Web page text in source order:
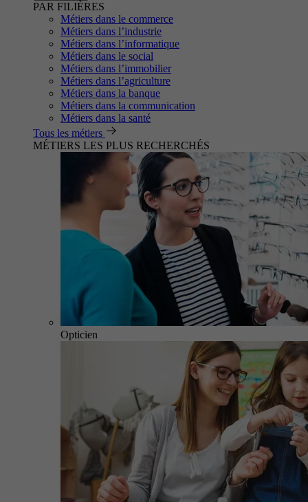
PAR FILIÈRES
Métiers dans le commerce
Métiers dans l’industrie
Métiers dans l’informatique
Métiers dans le social
Métiers dans l’immobilier
Métiers dans l’agriculture
Métiers dans la banque
Métiers dans la communication
Métiers dans la santé
Tous les métiers
MÉTIERS LES PLUS RECHERCHÉS
Opticien